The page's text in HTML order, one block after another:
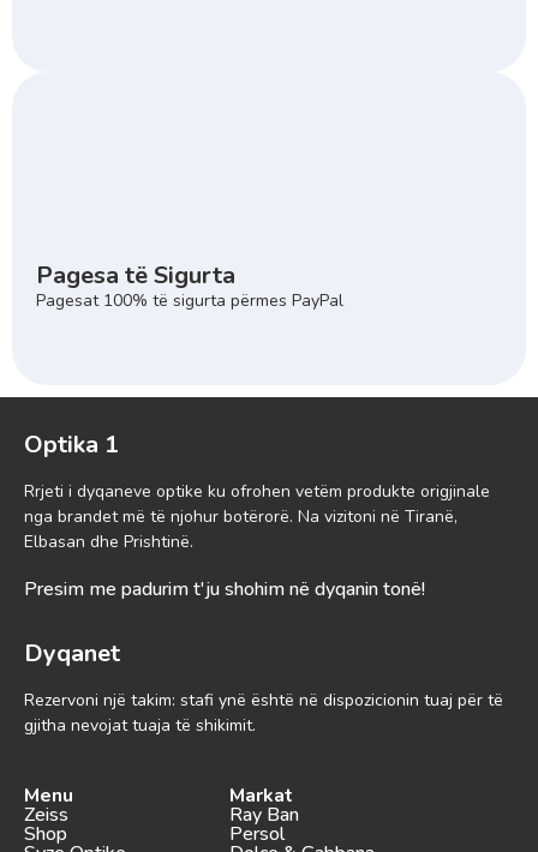
Pagesa të Sigurta
Pagesat 100% të sigurta përmes PayPal
Optika 1
Rrjeti i dyqaneve optike ku ofrohen vetëm produkte origjinale
nga brandet më të njohur botërorë. Na vizitoni në Tiranë,
Elbasan dhe Prishtinë.
Presim me padurim t'ju shohim në dyqanin tonë!
Dyqanet
Rezervoni një takim: stafi ynë është në dispozicionin tuaj për të
gjitha nevojat tuaja të shikimit.
Menu
Zeiss
Shop
Markat
Ray Ban
Persol